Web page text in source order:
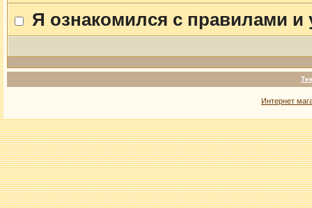
Я ознакомился с правилами
Интернет